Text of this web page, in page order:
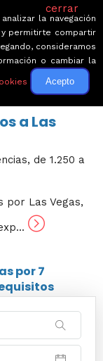
a Las
de 1.250 a
por Las Vegas,
por7
cerrar
la navegación
permitirte compartir
consideramos
o cambiar la
Acepto